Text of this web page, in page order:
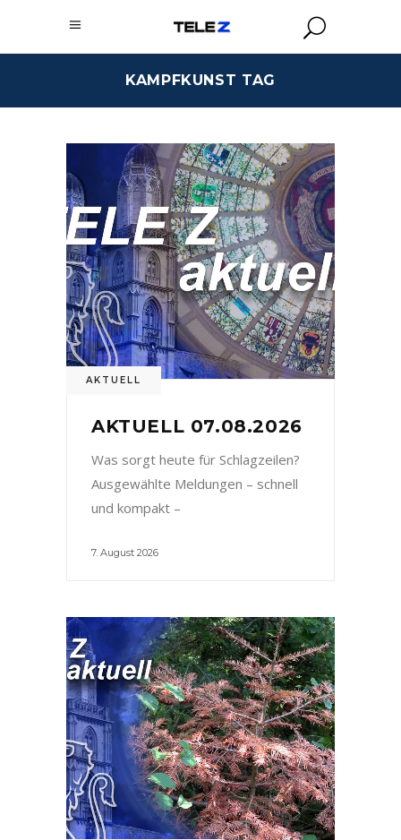
KAMPFKUNST TAG
AKTUELL
AKTUELL 07.08.2026
Was sorgt heute für Schlagzeilen?
Ausgewählte Meldungen – schnell
und kompakt –
7. August 2026